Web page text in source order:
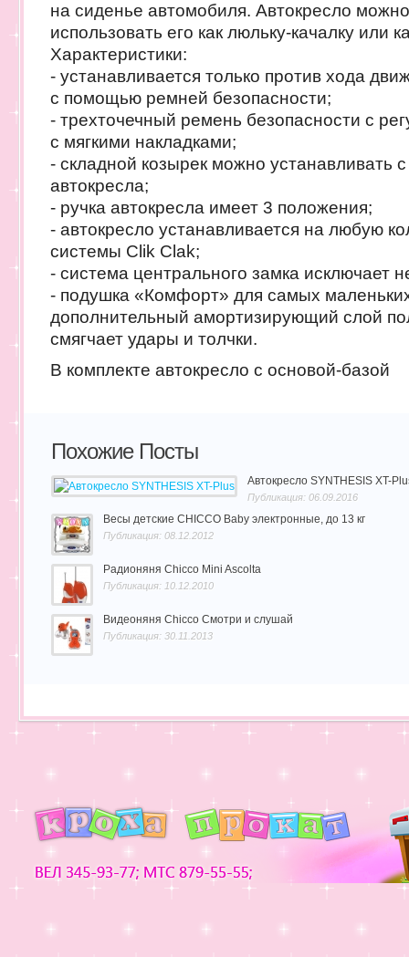
на сиденье автомобиля. Автокресло
использовать его как люльку-качалку или
Характеристики:
- устанавливается только против хода
с помощью ремней безопасности;
- трехточечный ремень безопасности с
с мягкими накладками;
- складной козырек можно устанавливать
автокресла;
- ручка автокресла имеет 3 положения;
- автокресло устанавливается на любую
системы Clik Clak;
- система центрального замка исключает
- подушка «Комфорт» для самых маленьких
дополнительный амортизирующий слой
смягчает удары и толчки.
В комплекте автокресло с основой-базой
Похожие Посты
Автокресло SYNTHESIS XT-
Публикация: 06.09.2016
Весы детские CHICCO Baby электронные, до 13 кг
Публикация: 08.12.2012
Радионяня Chicco Mini Ascolta
Публикация: 10.12.2010
Видеоняня Chicco Смотри и слушай
Публикация: 30.11.2013